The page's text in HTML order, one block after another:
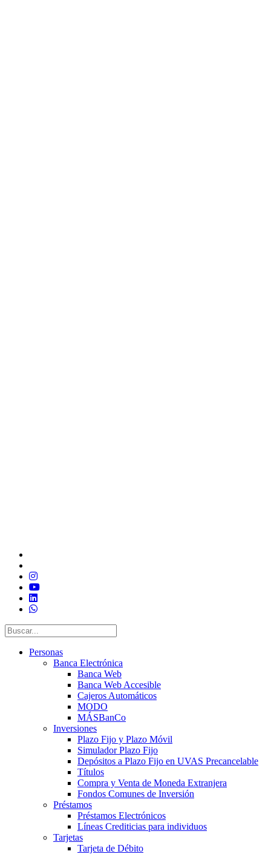
Personas
Banca Electrónica
Banca Web
Banca Web Accesible
Cajeros Automáticos
MODO
MÁSBanCo
Inversiones
Plazo Fijo y Plazo Móvil
Simulador Plazo Fijo
Depósitos a Plazo Fijo en UVAS Precancelable
Títulos
Compra y Venta de Moneda Extranjera
Fondos Comunes de Inversión
Préstamos
Préstamos Electrónicos
Líneas Crediticias para individuos
Tarjetas
Tarjeta de Débito